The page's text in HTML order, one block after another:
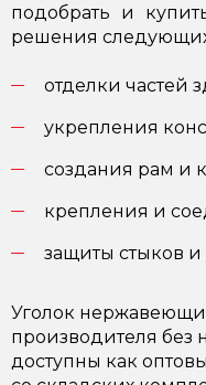
подобрать и
решения
отделки частей
укрепления
создания рам и
крепления и
защиты стыков и
Уголок
производителя
доступны как